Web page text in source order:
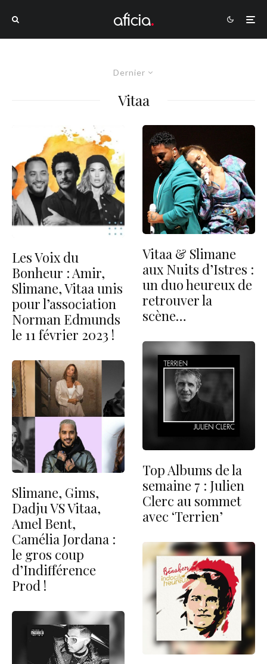
Dernier
Vitaa
Les Voix du
Bonheur : Amir,
Slimane, Vitaa unis
pour l’association
Norman Edmunds
le 11 février 2023 !
Slimane, Gims,
Dadju VS Vitaa,
Amel Bent,
Camélia Jordana :
le gros coup
d’Indifférence
Prod !
Vitaa & Slimane
aux Nuits d’Istres :
un duo heureux de
retrouver la
scène…
Top Albums de la
semaine 7 : Julien
Clerc au sommet
avec ‘Terrien’